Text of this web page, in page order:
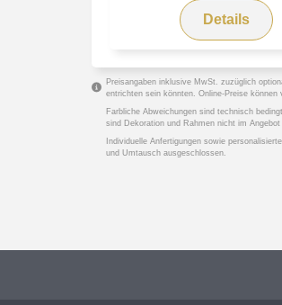
Details
Preisangaben inklusive MwSt. zuzüglich
entrichten sein könnten. Online-Preise
Farbliche Abweichungen sind technisch
sind Dekoration und Rahmen nicht im Angebot
Individuelle Anfertigungen sowie
und Umtausch ausgeschlossen.